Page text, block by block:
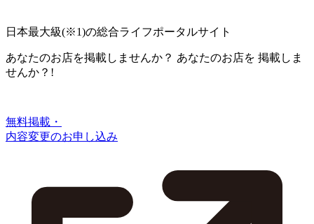
日本最大級(※1)の総合ライフポータルサイト
あなたのお店を掲載しませんか？ あなたのお店を 掲載しま
せんか？!
無料掲載・
内容変更のお申し込み